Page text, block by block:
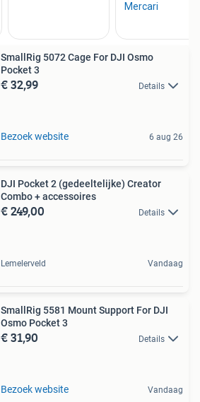
SmallRig 5072 Cage For DJI Osmo
Pocket 3
€ 32,99 Details
Bezoek website 6 aug 26
DJI Pocket 2 (gedeeltelijke) Creator
Combo + accessoires
€ 249,00 Details
Lemelerveld Vandaag
SmallRig 5581 Mount Support For DJI
Osmo Pocket 3
€ 31,90 Details
Bezoek website Vandaag